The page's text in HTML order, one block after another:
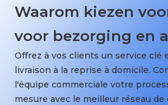
Waarom kiezen
voor bezorging en
Offrez à vos clients un service clé
livraison à la reprise à domicile.
l'équipe commerciale votre
mesure avec le meilleur réseau de